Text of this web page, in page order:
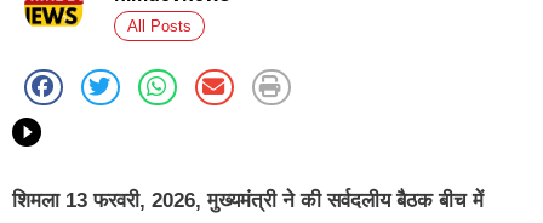
All Posts
शिमला 13 फरवरी, 2026, मुख्यमंत्री ने की सर्वदलीय बैठक बीच में